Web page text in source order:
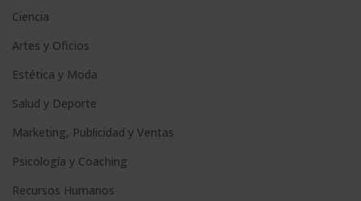
Ciencia
Artes y Oficios
Estética y Moda
Salud y Deporte
Marketing, Publicidad y Ventas
Psicología y Coaching
Recursos Humanos